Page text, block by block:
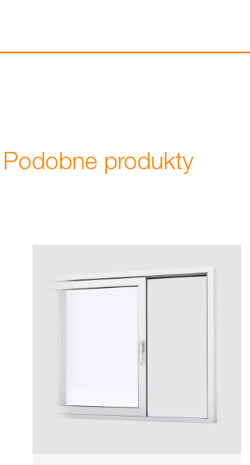
Podobne produkty